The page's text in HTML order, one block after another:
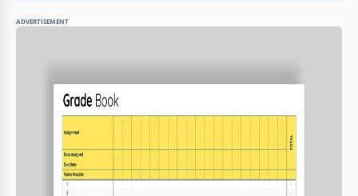
ADVERTISEMENT